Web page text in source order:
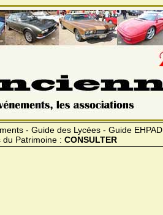
- Guide des Lycées - Guide EHPAD
Patrimoine : CONSULTER